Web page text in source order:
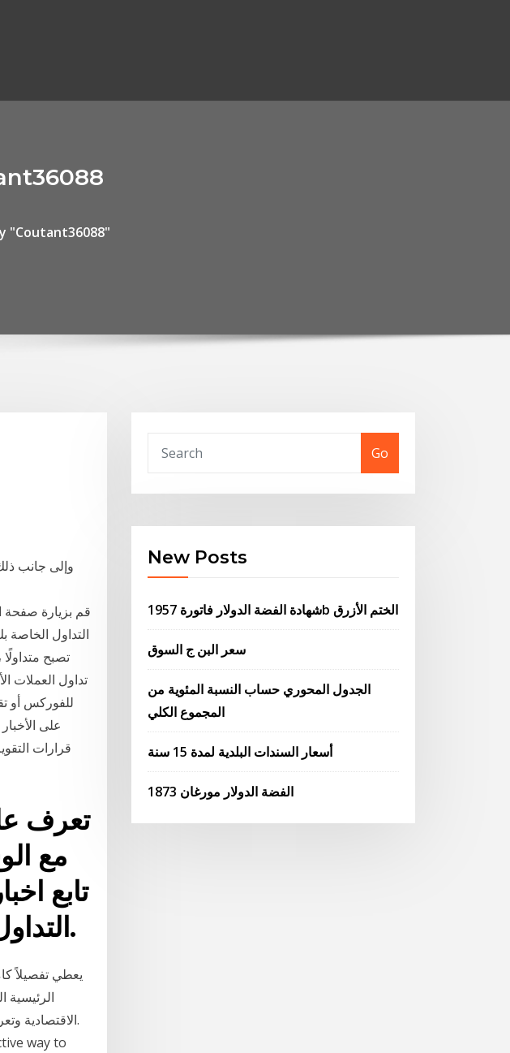
"Coutant36088"
وإلى جانب
قم بزيارة صفحة
التداول الخاصة
تصبح
تداول العملات
للفوركس أو
على
قرارات
تعرف
مع
تابع
التداول الان مع اوربكس، فروقات سعرية منافسة.
الاقتصادية
way to
Go
New Posts
شهادة الفضة الدولار فاتورة 1957b الختم الأزرق
سعر البن ج السوق
الجدول المحوري حساب النسبة المئوية من
المجموع الكلي
أسعار السندات البلدية لمدة 15 سنة
1873 الفضة الدولار مورغان